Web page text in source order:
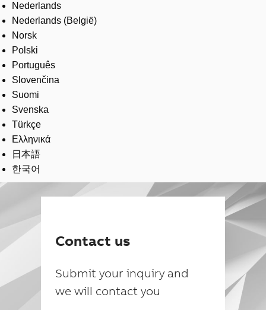
Nederlands
Nederlands (België)
Norsk
Polski
Português
Slovenčina
Suomi
Svenska
Türkçe
Ελληνικά
日本語
한국어
Contact us
Submit your inquiry and
we will contact you